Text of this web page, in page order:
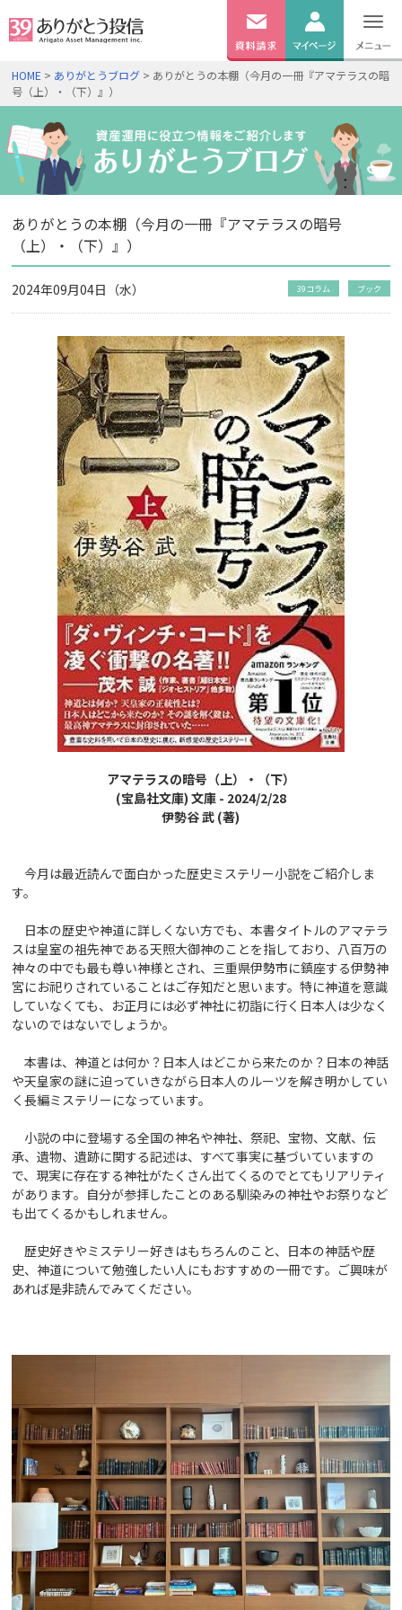
無料資料
口座開設
ログイン
HOME > ありがとうブログ > ありがとうの本棚（今月の一冊『アマテラスの暗
号（上）・（下）』）
ありがとうの本棚（今月の一冊『アマテラスの暗号
（上）・（下）』）
2024年09月04日（水） 39コラム ブック
アマテラスの暗号（上）・（下）
(宝島社文庫) 文庫 - 2024/2/28
伊勢谷 武 (著)
今月は最近読んで面白かった歴史ミステリー小説をご紹介しま
す。
日本の歴史や神道に詳しくない方でも、本書タイトルのアマテラ
スは皇室の祖先神である天照大御神のことを指しており、八百万の
神々の中でも最も尊い神様とされ、三重県伊勢市に鎮座する伊勢神
宮にお祀りされていることはご存知だと思います。特に神道を意識
していなくても、お正月には必ず神社に初詣に行く日本人は少なく
ないのではないでしょうか。
本書は、神道とは何か？日本人はどこから来たのか？日本の神話
や天皇家の謎に迫っていきながら日本人のルーツを解き明かしてい
く長編ミステリーになっています。
小説の中に登場する全国の神名や神社、祭祀、宝物、文献、伝
承、遺物、遺跡に関する記述は、すべて事実に基づいていますの
で、現実に存在する神社がたくさん出てくるのでとてもリアリティ
があります。自分が参拝したことのある馴染みの神社やお祭りなど
も出てくるかもしれません。
歴史好きやミステリー好きはもちろんのこと、日本の神話や歴
史、神道について勉強したい人にもおすすめの一冊です。ご興味が
あれば是非読んでみてください。